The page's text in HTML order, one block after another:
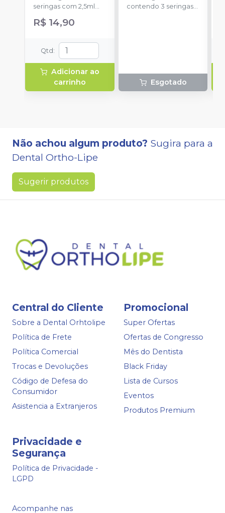
seringas com 2,5ml
cada uma e 3
ponteiras para
R$ 14,90
Qtd :
Adicionar ao
carrinho
contendo 3 seringas
Esgotado
Não achou algum produto? Sugira para a
Dental Ortho-Lipe
Sugerir produtos
Central do Cliente
Sobre a Dental Orhtolipe
Política de Frete
Política Comercial
Trocas e Devoluções
Código de Defesa do
Consumidor
Asistencia a Extranjeros
Promocional
Super Ofertas
Ofertas de Congresso
Mês do Dentista
Black Friday
Lista de Cursos
Eventos
Produtos Premium
Privacidade e
Segurança
Política de Privacidade -
LGPD
Acompanhe nas